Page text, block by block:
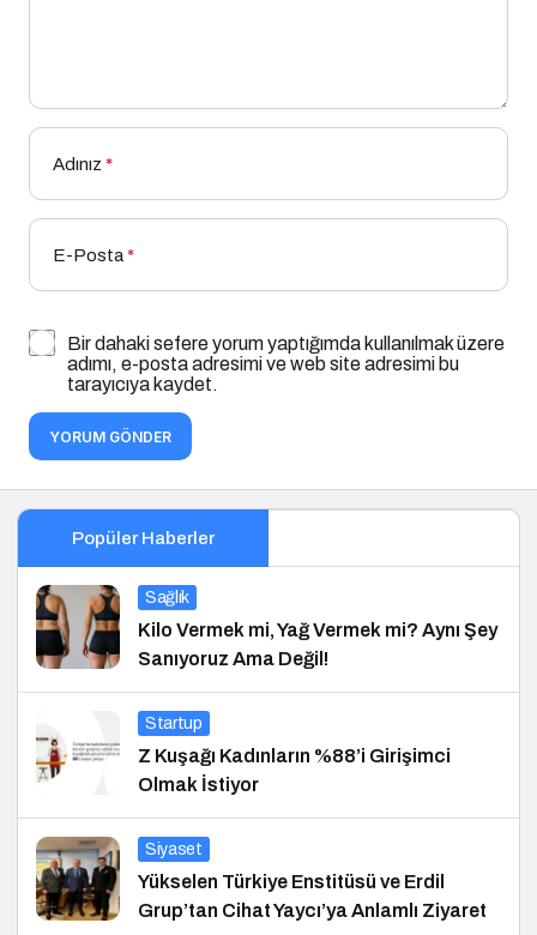
Adınız *
E-Posta*
Bir dahaki sefere yorum yaptığımda kullanılmak üzere
adımı, e-posta adresimi ve web site adresimi bu
tarayıcıya kaydet.
YORUM GÖNDER
Popüler Haberler
Sağlık
Kilo Vermek mi, Yağ Vermek mi? Aynı Şey
Sanıyoruz Ama Değil!
Startup
Z Kuşağı Kadınların %88’i Girişimci
Olmak İstiyor
Siyaset
Yükselen Türkiye Enstitüsü ve Erdil
Grup’tan Cihat Yaycı’ya Anlamlı Ziyaret